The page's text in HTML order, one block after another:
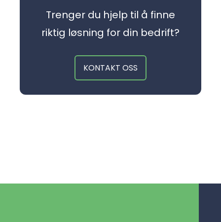
Trenger du hjelp til å finne
riktig løsning for din bedrift?
KONTAKT OSS